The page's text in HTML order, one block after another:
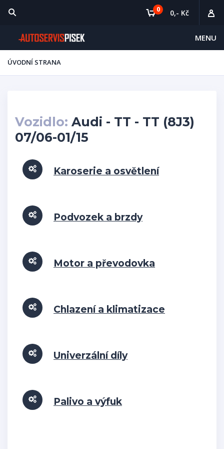
MENU
0 0,- Kč
ÚVODNÍ STRANA
Vozidlo: Audi - TT - TT (8J3)
07/06-01/15
Karoserie a osvětlení
Podvozek a brzdy
Motor a převodovka
Chlazení a klimatizace
Univerzální díly
Palivo a výfuk